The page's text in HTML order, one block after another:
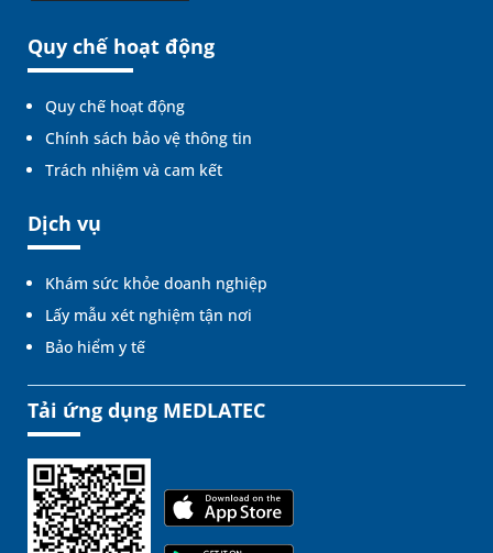
Quy chế hoạt động
Quy chế hoạt động
Chính sách bảo vệ thông tin
Trách nhiệm và cam kết
Dịch vụ
Khám sức khỏe doanh nghiệp
Lấy mẫu xét nghiệm tận nơi
Bảo hiểm y tế
Tải ứng dụng MEDLATEC